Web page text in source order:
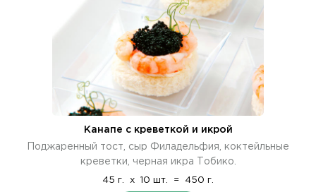
Канапе с креветкой и икрой
Поджаренный тост, сыр Филадельфия, коктейльные
креветки, черная икра Тобико.
45 г. x 10 шт. = 450 г.